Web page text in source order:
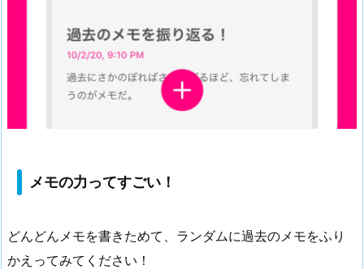
メモの力ってすごい！
どんどんメモを書きためて、ランダムに過去のメモをふり
かえってみてください！